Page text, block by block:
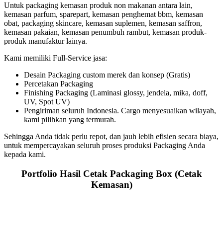
Untuk packaging kemasan produk non makanan antara lain,
kemasan parfum, sparepart, kemasan penghemat bbm, kemasan
obat, packaging skincare, kemasan suplemen, kemasan saffron,
kemasan pakaian, kemasan penumbuh rambut, kemasan produk-
produk manufaktur lainya.
Kami memiliki Full-Service jasa:
Desain Packaging custom merek dan konsep (Gratis)
Percetakan Packaging
Finishing Packaging (Laminasi glossy, jendela, mika, doff,
UV, Spot UV)
Pengiriman seluruh Indonesia. Cargo menyesuaikan wilayah,
kami pilihkan yang termurah.
Sehingga Anda tidak perlu repot, dan jauh lebih efisien secara biaya,
untuk mempercayakan seluruh proses produksi Packaging Anda
kepada kami.
Portfolio Hasil Cetak Packaging Box (Cetak
Kemasan)